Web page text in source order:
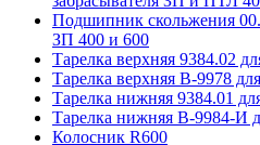
Подшипник скольжения
ЗП 400 и 600
Тарелка верхняя 9384.02
Тарелка верхняя В-9978
Тарелка нижняя 9384.01
Тарелка нижняя В-9984-И
Колосник R600